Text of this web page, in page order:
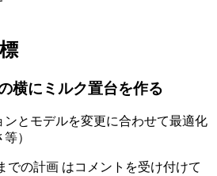
横にミルク置台を作る
とモデルを変更に合わせて最適化
）
での計画 はコメントを受け付けて